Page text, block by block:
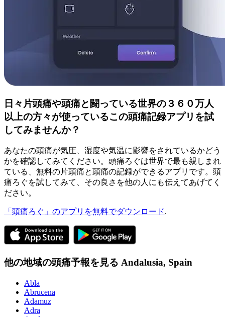
日々片頭痛や頭痛と闘っている世界の３６０万人
以上の方々が使っているこの頭痛記録アプリを試
してみませんか？
あなたの頭痛が気圧、湿度や気温に影響をされているかどう
かを確認してみてください。頭痛ろぐは世界で最も親しまれ
ている、無料の片頭痛と頭痛の記録ができるアプリです。頭
痛ろぐを試してみて、その良さを他の人にも伝えてあげてく
ださい。
「頭痛ろぐ」のアプリを無料でダウンロード.
他の地域の頭痛予報を見る Andalusia, Spain
Abla
Abrucena
Adamuz
Adra